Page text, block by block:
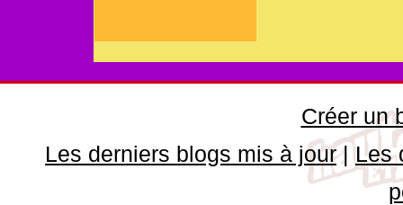
Créer un
Les derniers blogs mis à jour|Les